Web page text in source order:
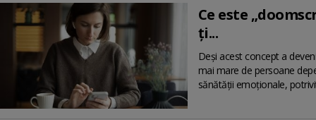
Ce este
ți...
Deși acest concept a
mai mare de persoane
sănătății emoționale,